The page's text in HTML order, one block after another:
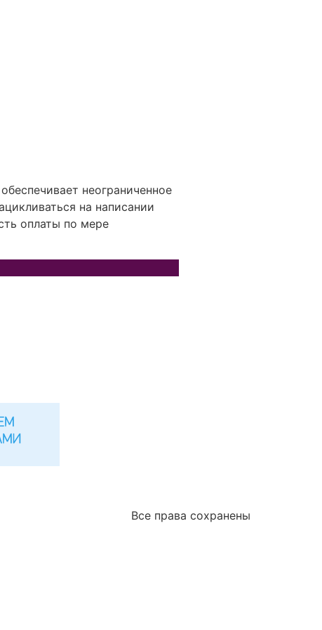
неограниченное
на написании
оплаты по мере
Все права сохранены